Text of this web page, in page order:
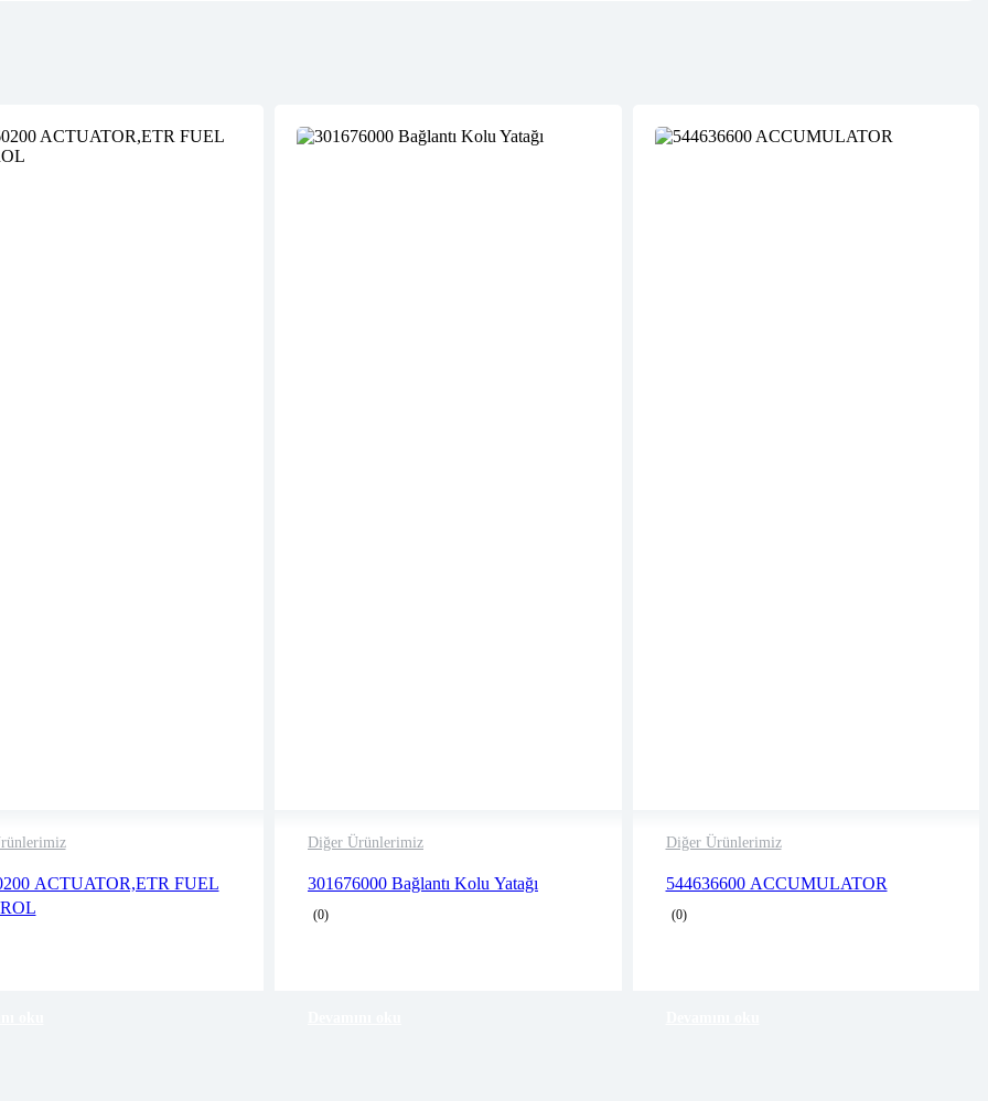
ACTUATOR,ETR FUEL
2 years warranty
Delivery time: 1-2 business days
Free 90 days return
Diğer Ürünlerimiz
301676000 Bağlantı Kolu Yatağı
(0)
2 years warranty
Delivery time: 1-2 business days
Diğer Ürünlerimiz
544636600 ACCUMULATOR
(0)
2 years warranty
Delivery time: 1-2 business days